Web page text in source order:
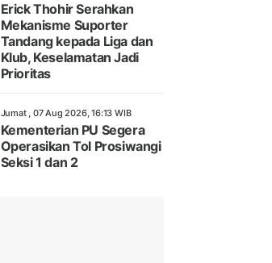
Erick Thohir Serahkan
Mekanisme Suporter
Tandang kepada Liga dan
Klub, Keselamatan Jadi
Prioritas
Jumat , 07 Aug 2026, 16:13 WIB
Kementerian PU Segera
Operasikan Tol Prosiwangi
Seksi 1 dan 2